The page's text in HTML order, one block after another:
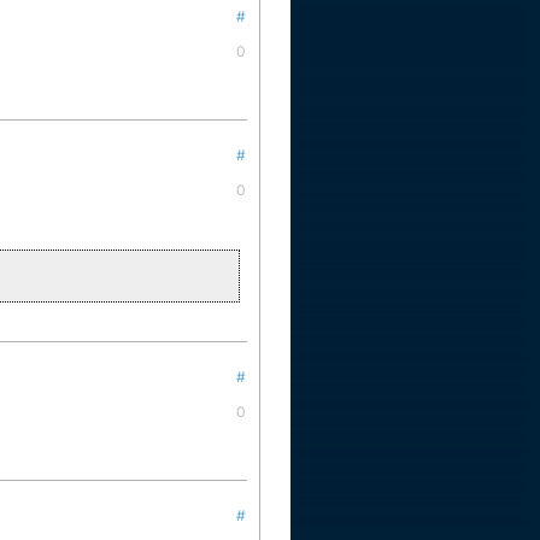
#
0
#
0
#
0
#